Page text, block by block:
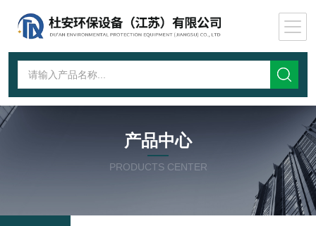
产品中心
PRODUCTS CENTER